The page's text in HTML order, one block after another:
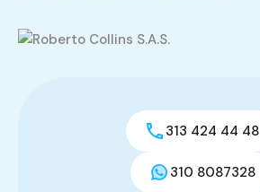
313 424 44 48
310 8087328